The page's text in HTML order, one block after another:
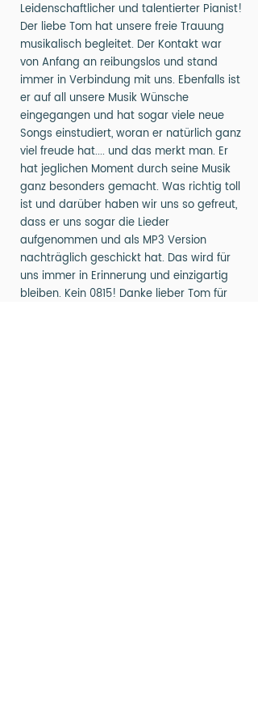
Leidenschaftlicher und talentierter Pianist!
Der liebe Tom hat unsere freie Trauung
musikalisch begleitet. Der Kontakt war
von Anfang an reibungslos und stand
immer in Verbindung mit uns. Ebenfalls ist
er auf all unsere Musik Wünsche
eingegangen und hat sogar viele neue
Songs einstudiert, woran er natürlich ganz
viel freude hat.... und das merkt man. Er
hat jeglichen Moment durch seine Musik
ganz besonders gemacht. Was richtig toll
ist und darüber haben wir uns so gefreut,
dass er uns sogar die Lieder
aufgenommen und als MP3 Version
nachträglich geschickt hat. Das wird für
uns immer in Erinnerung und einzigartig
bleiben. Kein 0815! Danke lieber Tom für